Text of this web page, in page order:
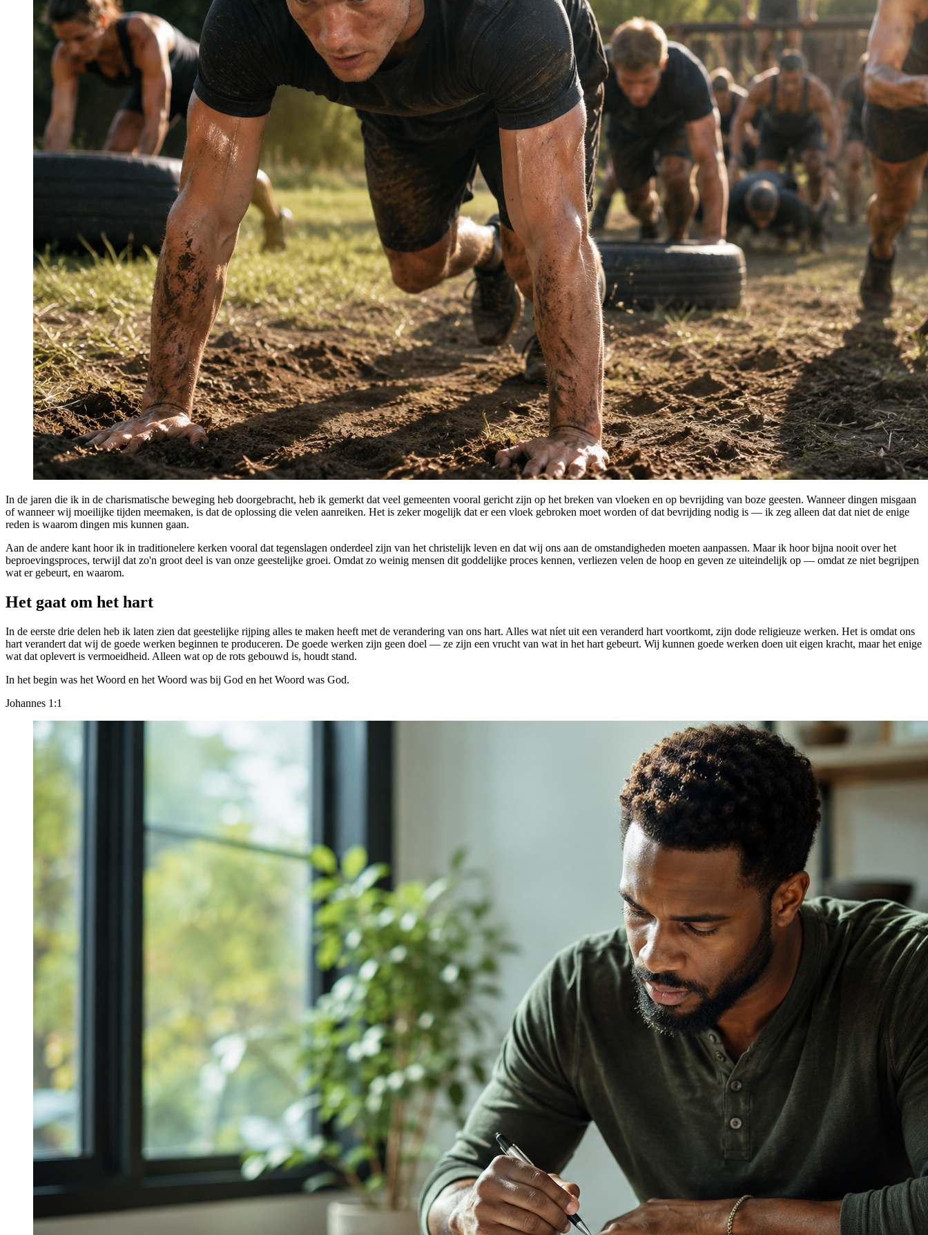
In de jaren die ik in de charismatische beweging heb doorgebracht, heb ik gemerkt dat veel gemeenten vooral gericht zijn op het breken van vloeken en op bevrijding van boze geesten. Wanneer dingen misgaan
of wanneer wij moeilijke tijden meemaken, is dat de oplossing die velen aanreiken. Het is zeker mogelijk dat er een vloek gebroken moet worden of dat bevrijding nodig is — ik zeg alleen dat dat niet de enige
reden is waarom dingen mis kunnen gaan.
Aan de andere kant hoor ik in traditionelere kerken vooral dat tegenslagen onderdeel zijn van het christelijk leven en dat wij ons aan de omstandigheden moeten aanpassen. Maar ik hoor bijna nooit over het
beproevingsproces, terwijl dat zo'n groot deel is van onze geestelijke groei. Omdat zo weinig mensen dit goddelijke proces kennen, verliezen velen de hoop en geven ze uiteindelijk op — omdat ze niet begrijpen
wat er gebeurt, en waarom.
Het gaat om het hart
In de eerste drie delen heb ik laten zien dat geestelijke rijping alles te maken heeft met de verandering van ons hart. Alles wat níet uit een veranderd hart voortkomt, zijn dode religieuze werken. Het is omdat ons
hart verandert dat wij de goede werken beginnen te produceren. De goede werken zijn geen doel — ze zijn een vrucht van wat in het hart gebeurt. Wij kunnen goede werken doen uit eigen kracht, maar het enige
wat dat oplevert is vermoeidheid. Alleen wat op de rots gebouwd is, houdt stand.
In het begin was het Woord en het Woord was bij God en het Woord was God.
Johannes 1:1